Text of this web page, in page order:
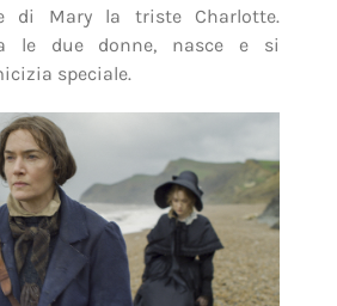
di Mary la triste Charlotte.
le due donne, nasce e si
speciale.